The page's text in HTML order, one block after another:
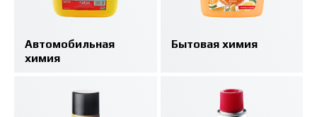
Автомобильная
химия
Бытовая химия